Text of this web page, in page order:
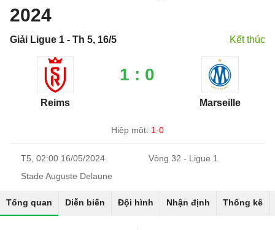
2024
Giải Ligue 1 - Th 5, 16/5 Kết thúc
Reims
1 : 0
Marseille
Hiệp một: 1-0
T5, 02:00 16/05/2024
Vòng 32 - Ligue 1
Stade Auguste Delaune
Tổng quan Diễn biến Đội hình Nhận định Thống kê